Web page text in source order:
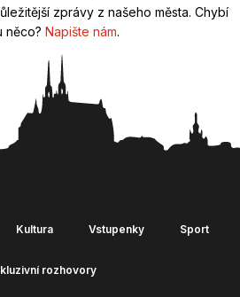
zprávy z našeho města. Chybí
něco? Napište nám.
Kultura Vstupenky Sport
rozhovory